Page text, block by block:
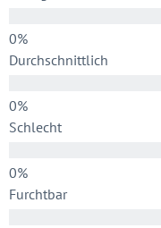
Durchschnittlich
Schlecht
Furchtbar